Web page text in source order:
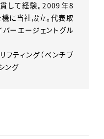
して経験。2009年8
機に当社設立。代表取
ーエージェントグル
ティング（ベンチプ
ング